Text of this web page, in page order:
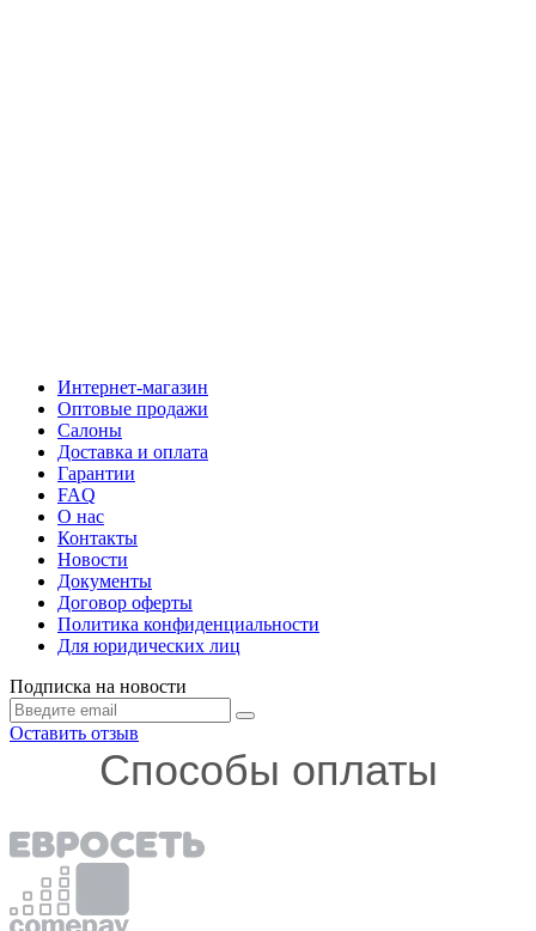
Интернет-магазин
Оптовые продажи
Салоны
Доставка и оплата
Гарантии
FAQ
О нас
Контакты
Новости
Документы
Договор оферты
Политика конфиденциальности
Для юридических лиц
Подписка на новости
Оставить отзыв
Способы оплаты